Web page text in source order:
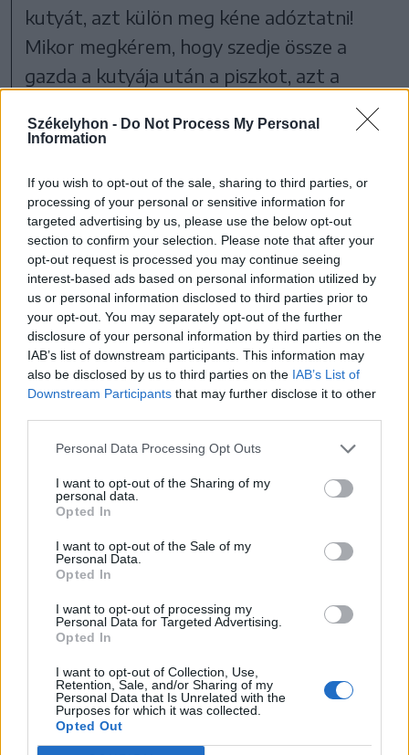
Székelyhon - Do Not Process My Personal
Information
If you wish to opt-out of the sale, sharing to third parties, or
processing of your personal or sensitive information for
targeted advertising by us, please use the below opt-out
section to confirm your selection. Please note that after your
opt-out request is processed you may continue seeing
interest-based ads based on personal information utilized by
us or personal information disclosed to third parties prior to
your opt-out. You may separately opt-out of the further
disclosure of your personal information by third parties on the
IAB’s list of downstream participants. This information may
also be disclosed by us to third parties on the IAB’s List of
Downstream Participants that may further disclose it to other
Personal Data Processing Opt Outs
I want to opt-out of the Sharing of my
personal data.
Opted In
I want to opt-out of the Sale of my
Personal Data.
Opted In
I want to opt-out of processing my
Personal Data for Targeted Advertising.
Opted In
I want to opt-out of Collection, Use,
Retention, Sale, and/or Sharing of my
Personal Data that Is Unrelated with the
Purposes for which it was collected.
Opted Out
kutyát, azt külön meg kéne adóztatni!
Mikor megkérem, hogy szedje össze a
gazda a kutyája után a piszkot, azt a
szedje össze”. Hol van a
hivatal? Gyalog is járhatnának egyet-
kettőt a város utcáin!
Egy adófizető, aki szereti a
tisztaságot
Falun lakom! Az EU 6 országában jártam,
de szinte mindenhol láttam a kutyakaki
takarítókat, kakiló helyeket ingyen
tasakkal. Sokkal több kutyasétáltatót,
mint Csíkban.
Ismeretlen
Meg szeretném a CFR vezetőségétől
kérdezni, hogy a 4012 vonat Déda és
Csíkszereda közti járata miért késik
minden nap egy órát. Bérletem van, és
munkába. Mi az oka? Kérem, válaszoljanak!
Egy mindennap ingázó